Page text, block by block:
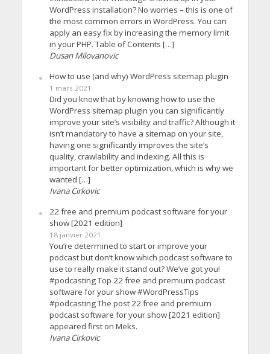
WordPress installation? No worries – this is one of
the most common errors in WordPress. You can
apply an easy fix by increasing the memory limit
in your PHP. Table of Contents […]
Dusan Milovanovic
How to use (and why) WordPress sitemap plugin
1 mars 2021
Did you know that by knowing how to use the
WordPress sitemap plugin you can significantly
improve your site’s visibility and traffic? Although it
isn’t mandatory to have a sitemap on your site,
having one significantly improves the site’s
quality, crawlability and indexing. All this is
important for better optimization, which is why we
wanted […]
Ivana Cirkovic
22 free and premium podcast software for your
show [2021 edition]
18 janvier 2021
You’re determined to start or improve your
podcast but don’t know which podcast software to
use to really make it stand out? We’ve got you!
#podcasting Top 22 free and premium podcast
software for your show #WordPressTips
#podcasting The post 22 free and premium
podcast software for your show [2021 edition]
appeared first on Meks.
Ivana Cirkovic